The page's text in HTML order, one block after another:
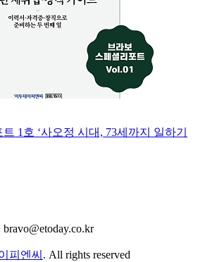
1호 ‘사오정 시대, 73세까지 일하기
피엔씨 . All rights reserved